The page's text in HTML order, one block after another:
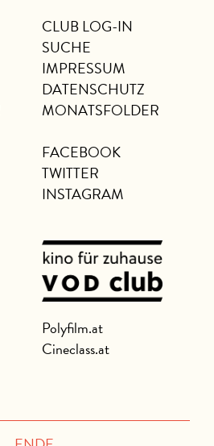
CLUB LOG-IN
SUCHE
IMPRESSUM
DATENSCHUTZ
MONATSFOLDER
FACEBOOK
TWITTER
INSTAGRAM
Polyfilm.at
Cineclass.at